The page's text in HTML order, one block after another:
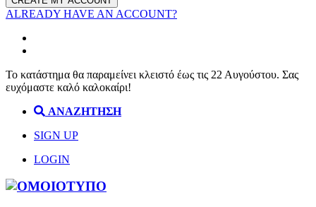
ALREADY HAVE AN ACCOUNT?
Το κατάστημα θα παραμείνει κλειστό έως τις 22 Αυγούστου. Σας
ευχόμαστε καλό καλοκαίρι!
ΑΝΑΖΗΤΗΣΗ
SIGN UP
LOGIN